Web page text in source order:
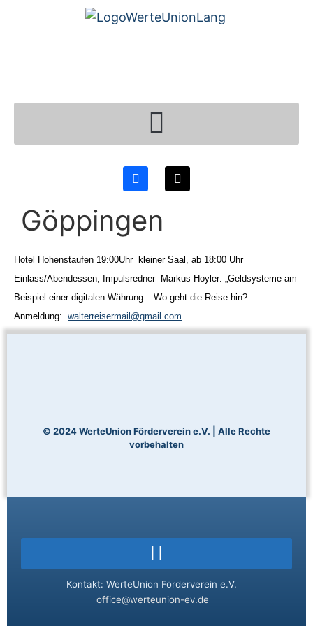
Göppingen
Hotel Hohenstaufen 19:00Uhr kleiner Saal, ab 18:00 Uhr
Einlass/Abendessen, Impulsredner Markus Hoyler: „Geldsysteme am
Beispiel einer digitalen Währung – Wo geht die Reise hin?
Anmeldung: walterreisermail@gmail.com
© 2024 WerteUnion Förderverein e.V. | Alle Rechte
vorbehalten
Kontakt: WerteUnion Förderverein e.V.
office@werteunion-ev.de